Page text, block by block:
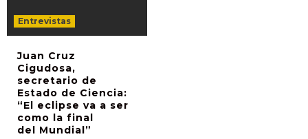
Entrevistas
Juan Cruz
Cigudosa,
secretario de
Estado de Ciencia:
“El eclipse va a ser
como la final
del Mundial”